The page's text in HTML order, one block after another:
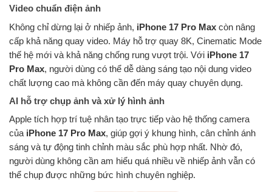
Video chuẩn điện ảnh
Không chỉ dừng lại ở nhiếp ảnh, iPhone 17 Pro Max còn nâng
cấp khả năng quay video. Máy hỗ trợ quay 8K, Cinematic Mode
thế hệ mới và khả năng chống rung vượt trội. Với iPhone 17
Pro Max, người dùng có thể dễ dàng sáng tạo nội dung video
chất lượng cao mà không cần đến máy quay chuyên dụng.
AI hỗ trợ chụp ảnh và xử lý hình ảnh
Apple tích hợp trí tuệ nhân tạo trực tiếp vào hệ thống camera
của iPhone 17 Pro Max, giúp gợi ý khung hình, cân chỉnh ánh
sáng và tự động tinh chỉnh màu sắc phù hợp nhất. Nhờ đó,
người dùng không cần am hiểu quá nhiều về nhiếp ảnh vẫn có
thể chụp được những bức hình chuyên nghiệp.